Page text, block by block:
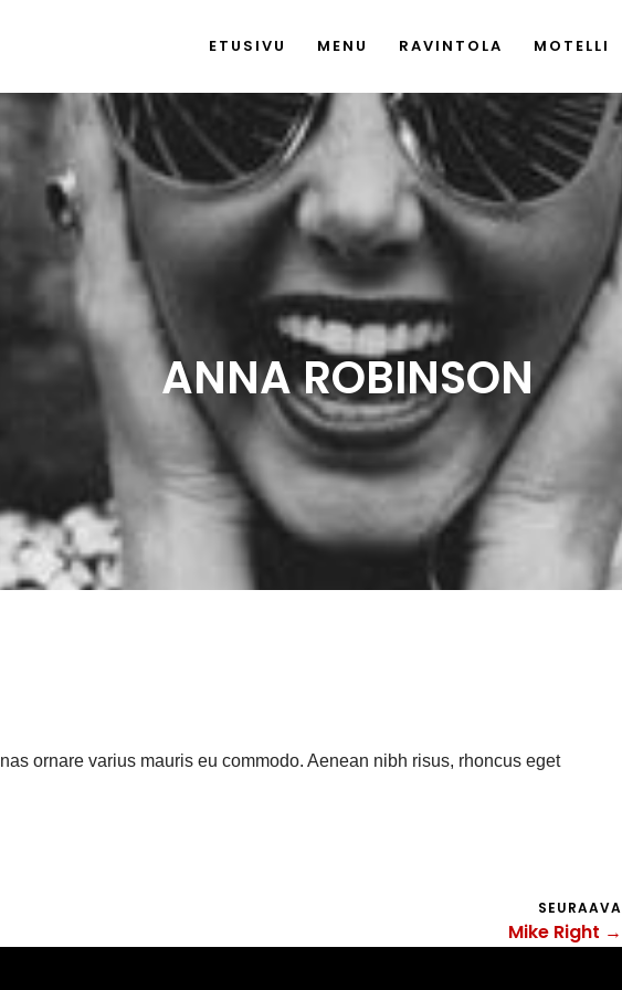
ETUSIVU MENU RAVINTOLA MOTELLI
ANNA ROBINSON
ornare varius mauris eu commodo. Aenean nibh risus, rhoncus eget
SEURAAVA
Mike Right →